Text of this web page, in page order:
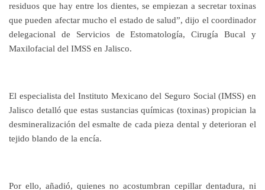
residuos que hay entre los dientes, se empiezan a secretar toxinas
que pueden afectar mucho el estado de salud”, dijo el coordinador
delegacional de Servicios de Estomatología, Cirugía Bucal y
Maxilofacial del IMSS en Jalisco.
El especialista del Instituto Mexicano del Seguro Social (IMSS) en
Jalisco detalló que estas sustancias químicas (toxinas) propician la
desmineralización del esmalte de cada pieza dental y deterioran el
tejido blando de la encía.
Por ello, añadió, quienes no acostumbran cepillar dentadura, ni